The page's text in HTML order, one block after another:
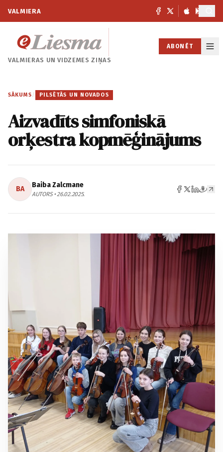
VALMIERA
VALMIERAS UNVIDZEMES ZIŅAS
ABONĒT
SĀKUMS / PILSĒTĀS UN NOVADOS
Aizvadīts simfoniskā
orķestra kopmēģinājums
BA Baiba Zalcmane
AUTORS • 26.02.2025.